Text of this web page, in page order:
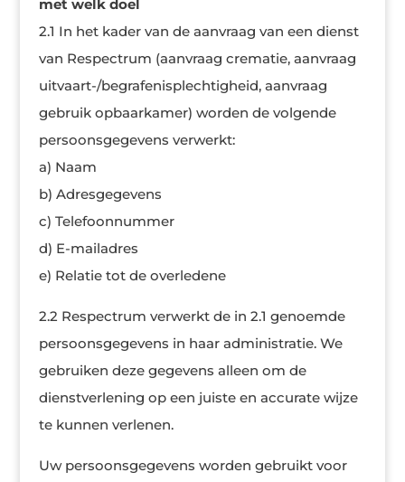
met welk doel
2.1 In het kader van de aanvraag van een dienst
van Respectrum (aanvraag crematie, aanvraag
uitvaart-/begrafenisplechtigheid, aanvraag
gebruik opbaarkamer) worden de volgende
persoonsgegevens verwerkt:
a) Naam
b) Adresgegevens
c) Telefoonnummer
d) E-mailadres
e) Relatie tot de overledene
2.2 Respectrum verwerkt de in 2.1 genoemde
persoonsgegevens in haar administratie. We
gebruiken deze gegevens alleen om de
dienstverlening op een juiste en accurate wijze
te kunnen verlenen.
Uw persoonsgegevens worden gebruikt voor